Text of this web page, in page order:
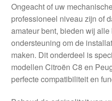
Ongeacht of uw
professioneel niveau zijn of
amateur bent, bieden wij
ondersteuning om de
maken. Dit onderdeel is
modellen Citroën C8 en
perfecte compatibiliteit en